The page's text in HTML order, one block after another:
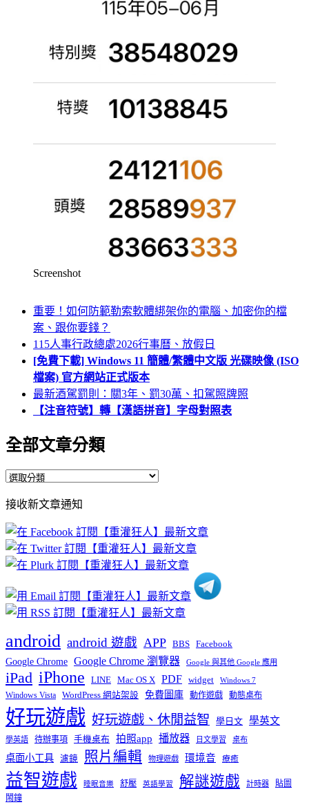
Screenshot
重要！如何防範勒索軟體綁架你的電腦、加密你的檔
案、跟你要錢？
115人事行政總處2026行事曆、放假日
[免費下載] Windows 11 簡體/繁體中文版 光碟映像 (ISO
檔案) 官方網站正式版本
最新酒駕罰則：關3年、罰30萬、扣駕照牌照
【注音符號】轉【漢語拼音】字母對照表
全部文章分類
全
文
章
分
類
接收新文章通知
android android 遊戲 APP BBS Facebook
Google Chrome Google Chrome 瀏覽器 Google 與其他 Google 應用
iPad iPhone LINE Mac OS X PDF widget Windows 7
Windows Vista WordPress 網站架設 免費圖庫 動作遊戲 動態桌布
好玩遊戲 好玩遊戲、休閒益智 學日文 學英文
學英語 待辦事項 手機桌布 拍照app 播放器 日文學習 桌布
桌面小工具 濾鏡 照片編輯 物理遊戲 環境音 療癒
益智遊戲 睡眠音樂 舒壓 英語學習 解謎遊戲 計時器
貼圖
鬧鐘